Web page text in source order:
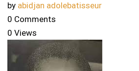
by abidjan adolebatisseur
0 Comments
0 Views